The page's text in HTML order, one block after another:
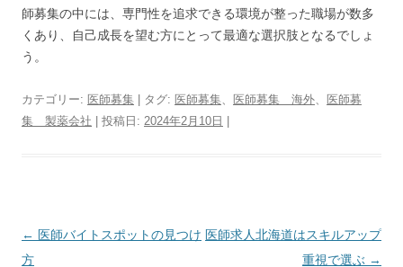
師募集の中には、専門性を追求できる環境が整った職場が数多
くあり、自己成長を望む方にとって最適な選択肢となるでしょ
う。
カテゴリー: 医師募集 | タグ: 医師募集、 医師募集 海外、
医師募
集 製薬会社 | 投稿日: 2024年2月10日
投
稿
← 医師バイトスポットの見つけ
方
医師求人北海道はスキルアップ
重視で選ぶ →